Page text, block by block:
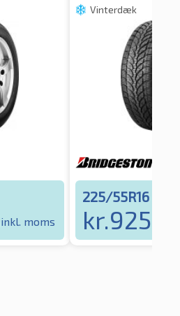
inkl. moms
Vinterdæk
225/55R16 99H
kr.